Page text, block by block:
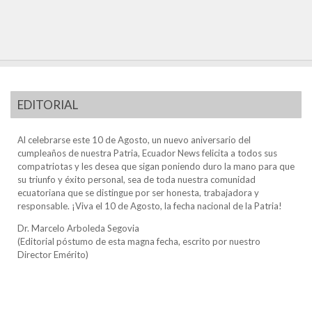
EDITORIAL
Al celebrarse este 10 de Agosto, un nuevo aniversario del
cumpleaños de nuestra Patria, Ecuador News felicita a todos sus
compatriotas y les desea que sigan poniendo duro la mano para que
su triunfo y éxito personal, sea de toda nuestra comunidad
ecuatoriana que se distingue por ser honesta, trabajadora y
responsable. ¡Viva el 10 de Agosto, la fecha nacional de la Patria!
Dr. Marcelo Arboleda Segovia
(Editorial póstumo de esta magna fecha, escrito por nuestro
Director Emérito)